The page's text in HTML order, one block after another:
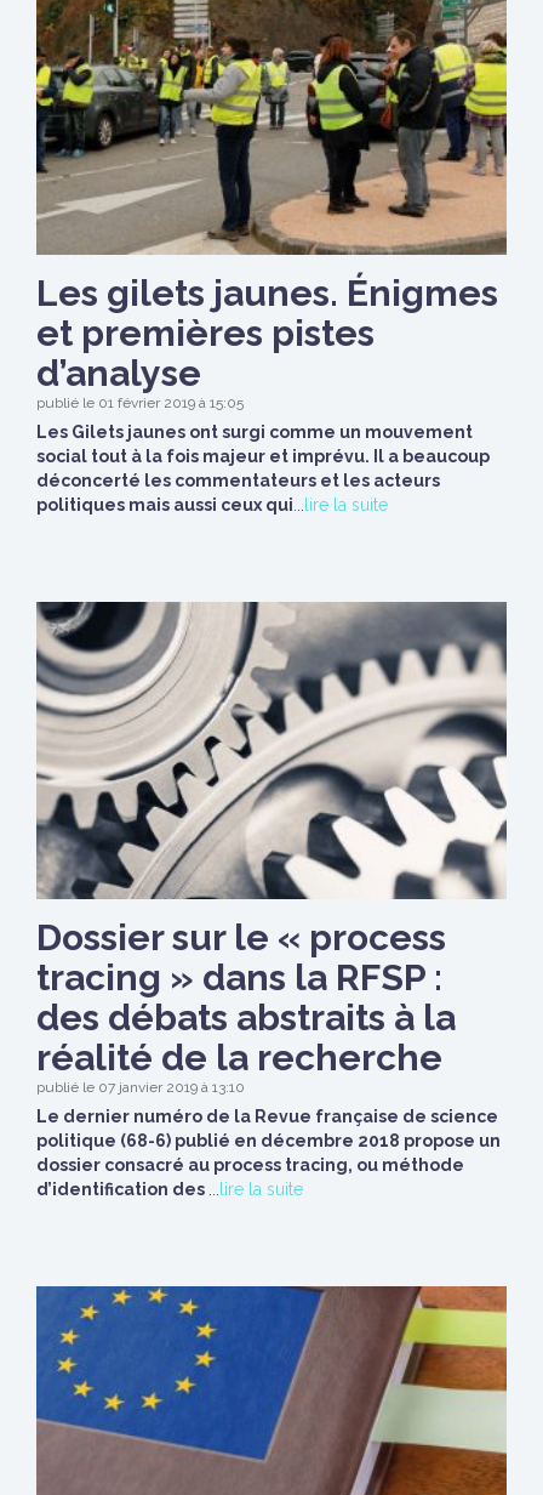
Les gilets jaunes. Énigmes
et premières pistes
d’analyse
publié le 01 février 2019 à 15:05
Les Gilets jaunes ont surgi comme un mouvement
social tout à la fois majeur et imprévu. Il a beaucoup
déconcerté les commentateurs et les acteurs
politiques mais aussi ceux qui
lire la suite
Dossier sur le « process
tracing » dans la RFSP :
des débats abstraits à la
réalité de la recherche
publié le 07 janvier 2019 à 13:10
Le dernier numéro de la Revue française de science
politique (68-6) publié en décembre 2018 propose un
dossier consacré au process tracing, ou méthode
d’identification des ...lire la suite